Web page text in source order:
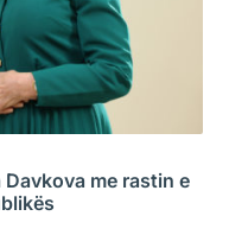
me rastin e